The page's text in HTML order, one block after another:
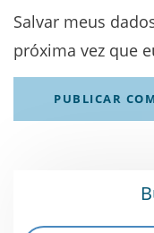
Salvar meus
próxima vez que